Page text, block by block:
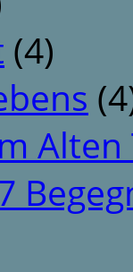
(4)